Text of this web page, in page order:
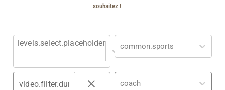
souhaitez !
levels.select.placeholder common.sports
coach